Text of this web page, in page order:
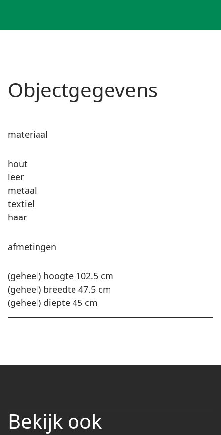
Objectgegevens
materiaal
hout
leer
metaal
textiel
haar
afmetingen
(geheel) hoogte 102.5 cm
(geheel) breedte 47.5 cm
(geheel) diepte 45 cm
Bekijk ook